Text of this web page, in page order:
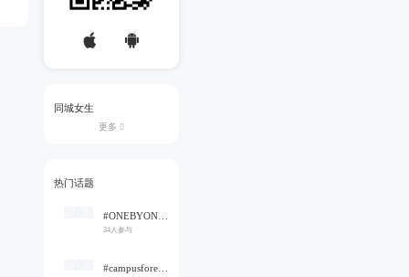
同城女生
更多 
热门话题
34人参与
#campusforever#